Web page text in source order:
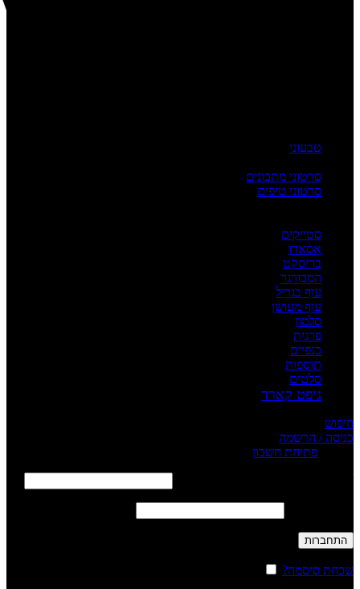
טבעוני
סרטוני מתכונים
סרטוני טיפים
סטייקים
אסאדו
בריסקט
המבורגר
עוף בגריל
עוף מעושן
סלמון
פרגית
כנפיים
תוספות
סלטים
גיפט קארד
חיפוש
כניסה / הרשמה
פתיחת חשבון
התחברות
שכחת סיסמה?